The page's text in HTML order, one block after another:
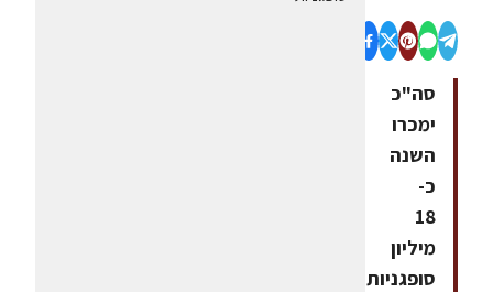
סה"כ
ימכרו
השנה
כ-
18
מיליון
סופגניות